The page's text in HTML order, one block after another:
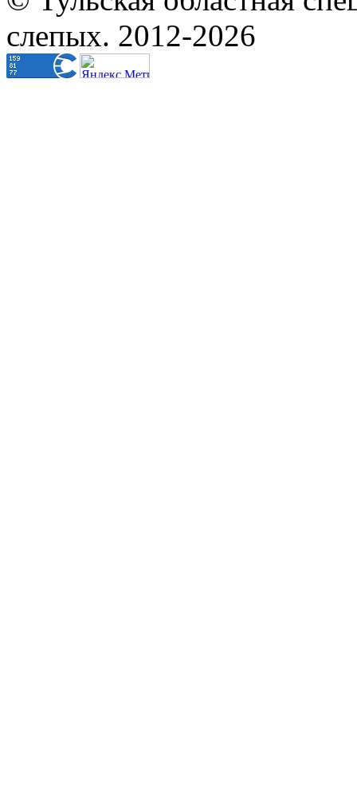
слепых. 2012-2026